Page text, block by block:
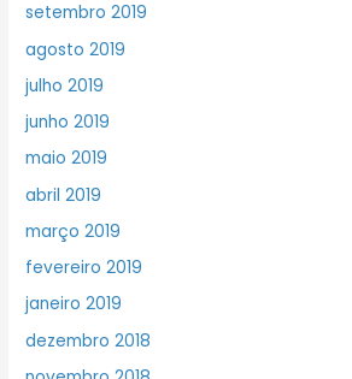
setembro 2019
agosto 2019
julho 2019
junho 2019
maio 2019
abril 2019
março 2019
fevereiro 2019
janeiro 2019
dezembro 2018